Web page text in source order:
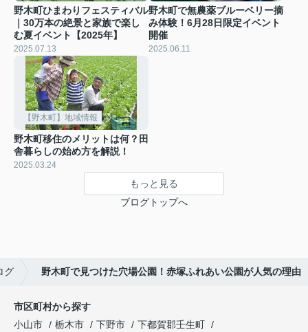
野木町ひまわりフェスティバル
｜30万本の絶景と家族で楽し
む夏イベント【2025年】
2025.07.13
野木町で無農薬ブルーベリー摘
み体験！6月28日限定イベント
開催
2025.06.11
【野木町】地域情報
野木町移住のメリットは何？田
舎暮らしの始め方を解説！
2025.03.24
もっと見る
ブログトップへ
グ 野木町で見つけた穴場公園！赤塚ふれあい公園が人気の理由
市区町村から探す
小山市
栃木市 下野市
下都賀郡壬生町